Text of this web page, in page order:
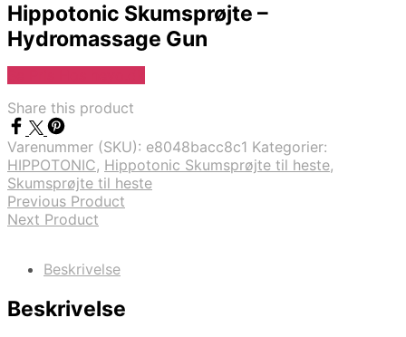
Hippotonic Skumsprøjte –
Hydromassage Gun
Share this product
Varenummer (SKU): e8048bacc8c1 Kategorier:
HIPPOTONIC, Hippotonic Skumsprøjte til heste,
Skumsprøjte til heste
Previous Product
Next Product
Beskrivelse
Beskrivelse